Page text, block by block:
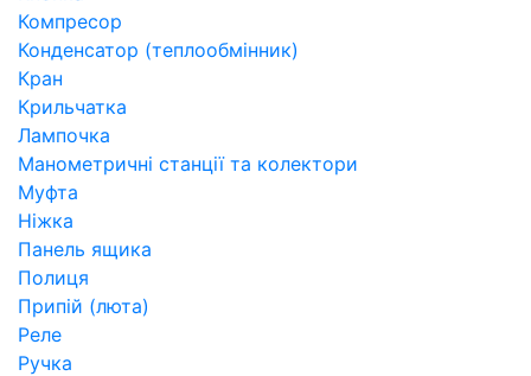
Компресор
Конденсатор (теплообмінник)
Кран
Крильчатка
Лампочка
Манометричні станції та колектори
Муфта
Ніжка
Панель ящика
Полиця
Припій (люта)
Реле
Ручка